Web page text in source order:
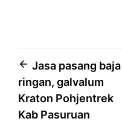
Post
navigation
Jasa pasang baja
ringan, galvalum
Kraton Pohjentrek
Kab Pasuruan